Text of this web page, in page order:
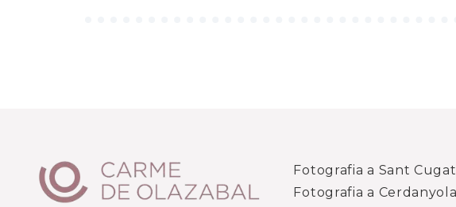
Fotografia a Sant Cugat
Fotografia a Cerdanyola